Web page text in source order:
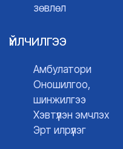
зөвлөл
ҮЙЛЧИЛГЭЭ
Амбулатори
Оношилгоо,
шинжилгээ
Хэвтүүлэн эмчлэх
Эрт илрүүлэг